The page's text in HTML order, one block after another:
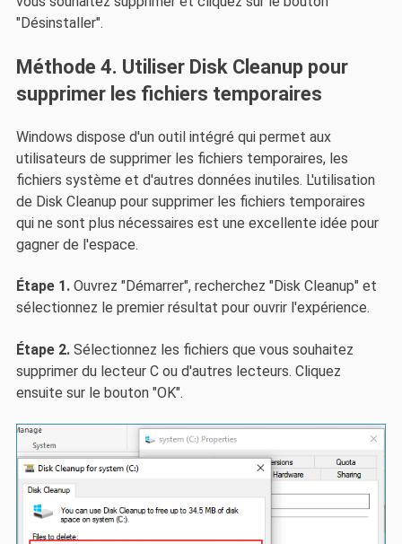
"Désinstaller".
Méthode 4. Utiliser Disk Cleanup pour
supprimer les fichiers temporaires
Windows dispose d'un outil intégré qui permet aux
utilisateurs de supprimer les fichiers temporaires, les
fichiers système et d'autres données inutiles. L'utilisation
de Disk Cleanup pour supprimer les fichiers temporaires
qui ne sont plus nécessaires est une excellente idée pour
gagner de l'espace.
Étape 1. Ouvrez "Démarrer", recherchez "Disk Cleanup" et
sélectionnez le premier résultat pour ouvrir l'expérience.
Étape 2.Sélectionnez les fichiers que vous souhaitez
supprimer du lecteur C ou d'autres lecteurs. Cliquez
ensuite sur le bouton "OK".